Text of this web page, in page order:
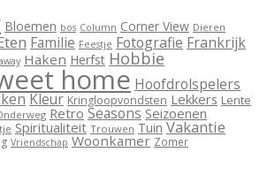
Bloemen bos Column Corner View Dieren
Familie Feestje Fotografie Frankrijk
Haken Herfst Hobbie
home Hoofdrolspelers
Kleur Kringloopvondsten Lekkers Lente
Retro Seasons Seizoenen
Spiritualiteit Trouwen Tuin Vakantie
Vriendschap Woonkamer Zomer